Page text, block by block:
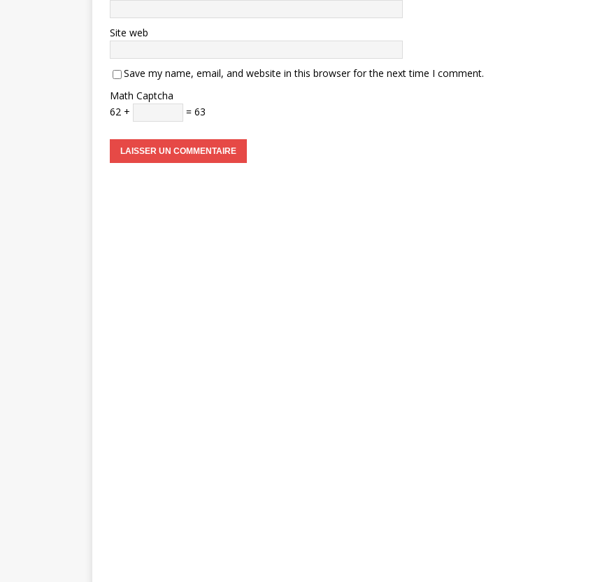
Site web
Save my name, email, and website in this browser for the next time I comment.
Math Captcha
62 +
= 63